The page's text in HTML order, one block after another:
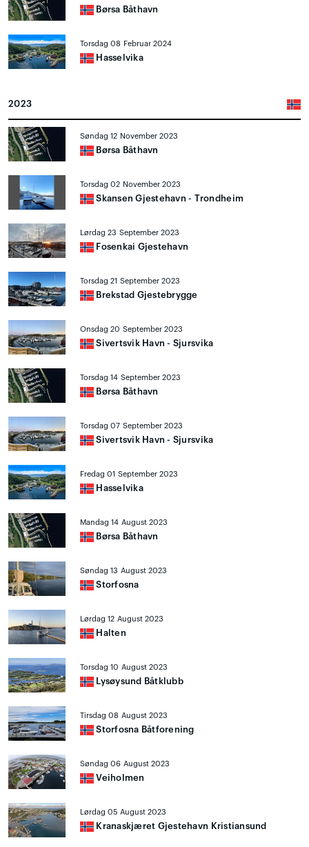
Børsa Båthavn
Torsdag 08 Februar 2024
Hasselvika
2023
Søndag 12 November 2023
Børsa Båthavn
Torsdag 02 November 2023
Skansen Gjestehavn - Trondheim
Lørdag 23 September 2023
Fosenkai Gjestehavn
Torsdag 21 September 2023
Brekstad Gjestebrygge
Onsdag 20 September 2023
Sivertsvik Havn - Sjursvika
Torsdag 14 September 2023
Børsa Båthavn
Torsdag 07 September 2023
Sivertsvik Havn - Sjursvika
Fredag 01 September 2023
Hasselvika
Mandag 14 August 2023
Børsa Båthavn
Søndag 13 August 2023
Storfosna
Lørdag 12 August 2023
Halten
Torsdag 10 August 2023
Lysøysund Båtklubb
Tirsdag 08 August 2023
Storfosna Båtforening
Søndag 06 August 2023
Veiholmen
Lørdag 05 August 2023
Kranaskjæret Gjestehavn Kristiansund